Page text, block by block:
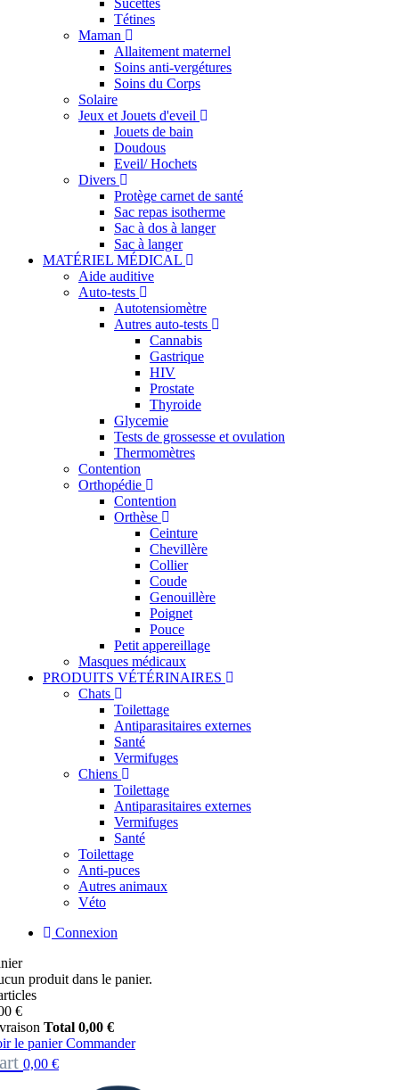
Sucettes
Tétines
Maman
Allaitement maternel
Soins anti-vergétures
Soins du Corps
Solaire
Jeux et Jouets d'eveil
Jouets de bain
Doudous
Eveil/ Hochets
Divers
Protège carnet de santé
Sac repas isotherme
Sac à dos à langer
Sac à langer
MATÉRIEL MÉDICAL
Aide auditive
Auto-tests
Autotensiomètre
Autres auto-tests
Cannabis
Gastrique
HIV
Prostate
Thyroide
Glycemie
Tests de grossesse et ovulation
Thermomètres
Contention
Orthopédie
Contention
Orthèse
Ceinture
Chevillère
Collier
Coude
Genouillère
Poignet
Pouce
Petit appereillage
Masques médicaux
PRODUITS VÉTÉRINAIRES
Chats
Toilettage
Antiparasitaires externes
Santé
Vermifuges
Chiens
Toilettage
Antiparasitaires externes
Vermifuges
Santé
Toilettage
Anti-puces
Autres animaux
Véto
Connexion
produit dans le panier.
€
Total 0,00 €
le panier Commander
0,00 €